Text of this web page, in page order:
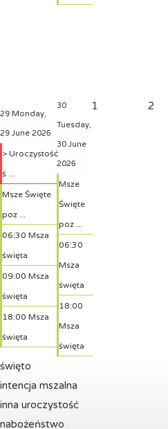
29 Monday,
29 June 2026
> Uroczystość
ś ...
Msze Święte
poz ...
06:30 Msza
święta
09:00 Msza
święta
18:00 Msza
święta
30
Tuesday,
30 June
2026
Msze
Święte
poz ...
06:30
Msza
święta
18:00
Msza
święta
1 2
święto
intencja mszalna
inna uroczystość
nabożeństwo